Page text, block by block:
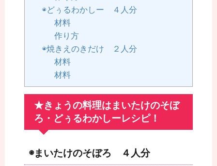
◉どぅるわかしー ４人分
材料
作り方
◉焼きえのきだけ ２人分
材料
材料
★きょうの料理はまいたけのそぼ
ろ・どぅるわかしーレシピ！
◉まいたけのそぼろ ４人分